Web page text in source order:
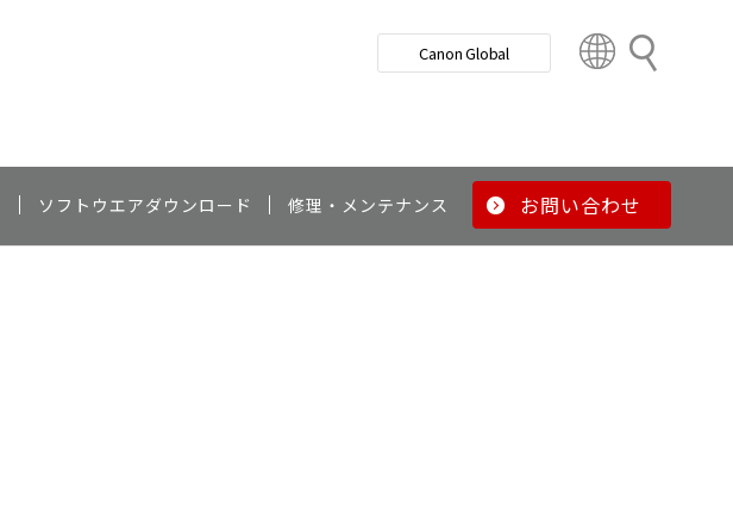
検
Canon Global
t
y
ソフトウエアダウンロード 修理・メンテナンス お問い合わせ